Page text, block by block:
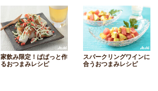
家飲み限定！ぱぱっと作
るおつまみレシピ
スパークリングワインに
合うおつまみレシピ